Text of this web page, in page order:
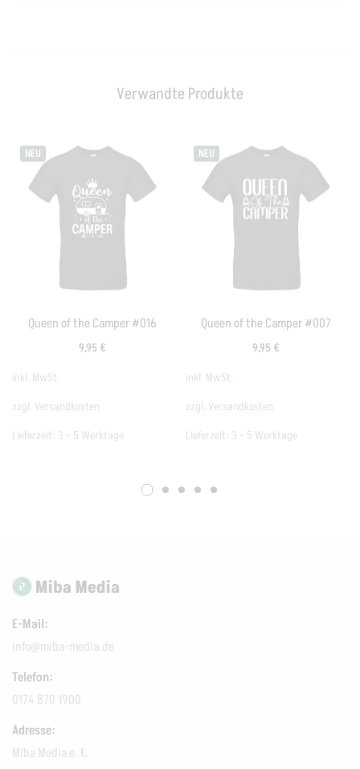
Verwandte Produkte
NEU
Queen of the Camper #016
9,95 €
inkl. MwSt.
zzgl. Versandkosten
Lieferzeit: 3 - 5 Werktage
NEU
Queen of the Camper #007
9,95 €
inkl. MwSt.
zzgl. Versandkosten
Lieferzeit: 3 - 5 Werktage
E-Mail:
info@miba-media.de
Telefon:
0174 870 1900
Adresse:
Miba Media e. K.